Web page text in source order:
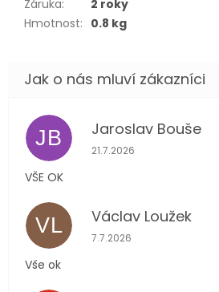
Záruka:
2 roky
Hmotnost: 0.8 kg
JB Jaroslav Bouše
Hodnocení obchodu je
21.7.2026
VŠE OK
VL Václav Loužek
Hodnocení obchodu je
7.7.2026
Vše ok